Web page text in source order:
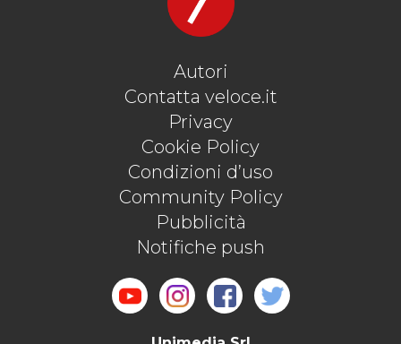
Autori
Contatta veloce.it
Privacy
Cookie Policy
Condizioni d’uso
Community Policy
Pubblicità
Notifiche push